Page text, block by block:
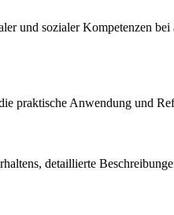
und sozialer Kompetenzen
praktische Anwendung und
detaillierte